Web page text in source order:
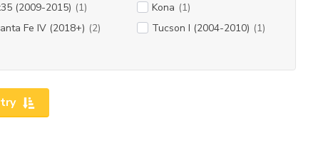
(2009-2015) (1) Kona (1)
Fe IV (2018+) (2) Tucson I (2004-2010) (1)